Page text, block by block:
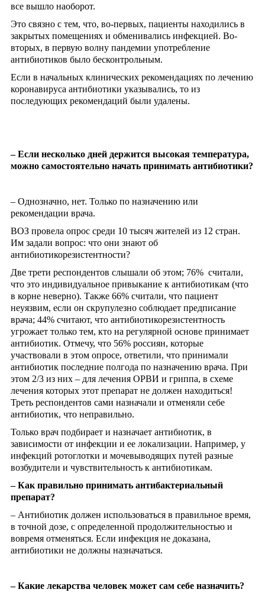
все вышло наоборот.
Это связно с тем, что, во-первых, пациенты находились в
закрытых помещениях и обменивались инфекцией. Во-
вторых, в первую волну пандемии употребление
антибиотиков было бесконтрольным.
Если в начальных клинических рекомендациях по лечению
коронавируса антибиотики указывались, то из
последующих рекомендаций были удалены.
– Если несколько дней держится высокая температура,
можно самостоятельно начать принимать антибиотики?
– Однозначно, нет. Только по назначению или
рекомендации врача.
ВОЗ провела опрос среди 10 тысяч жителей из 12 стран.
Им задали вопрос: что они знают об
антибиотикорезистентности?
Две трети респондентов слышали об этом; 76% считали,
что это индивидуальное привыкание к антибиотикам (что
в корне неверно). Также 66% считали, что пациент
неуязвим, если он скрупулезно соблюдает предписание
врача; 44% считают, что антибиотикорезистентность
угрожает только тем, кто на регулярной основе принимает
антибиотик. Отмечу, что 56% россиян, которые
участвовали в этом опросе, ответили, что принимали
антибиотик последние полгода по назначению врача. При
этом 2/3 из них – для лечения ОРВИ и гриппа, в схеме
лечения которых этот препарат не должен находиться!
Треть респондентов сами назначали и отменяли себе
антибиотик, что неправильно.
Только врач подбирает и назначает антибиотик, в
зависимости от инфекции и ее локализации. Например, у
инфекций ротоглотки и мочевыводящих путей разные
возбудители и чувствительность к антибиотикам.
– Как правильно принимать антибактериальный
препарат?
– Антибиотик должен использоваться в правильное время,
в точной дозе, с определенной продолжительностью и
вовремя отменяться. Если инфекция не доказана,
антибиотики не должны назначаться.
– Какие лекарства человек может сам себе назначить?